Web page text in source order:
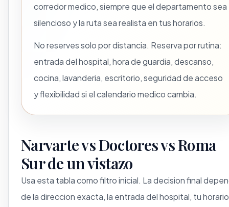
corredor medico, siempre que el departamento sea
silencioso y la ruta sea realista en tus horarios.
No reserves solo por distancia. Reserva por rutina:
entrada del hospital, hora de guardia, descanso,
cocina, lavanderia, escritorio, seguridad de acceso
y flexibilidad si el calendario medico cambia.
Narvarte vs Doctores vs Roma
Sur de un vistazo
Usa esta tabla como filtro inicial. La decision final
de la direccion exacta, la entrada del hospital, tu